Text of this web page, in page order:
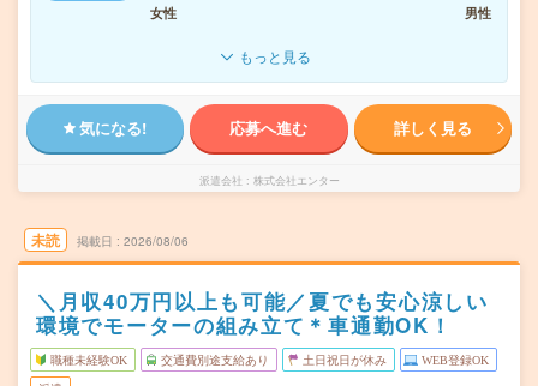
女性
男性
もっと見る
気になる! 応募へ進む 詳しく見る
派遣会社 株式会社エンター
未読 掲載日 2026/08/06
＼月収40万円以上も可能／夏でも安心涼しい
環境でモーターの組み立て＊車通勤OK！
職種未経験OK 交通費別途支給あり 土日祝日が休み WEB登録OK